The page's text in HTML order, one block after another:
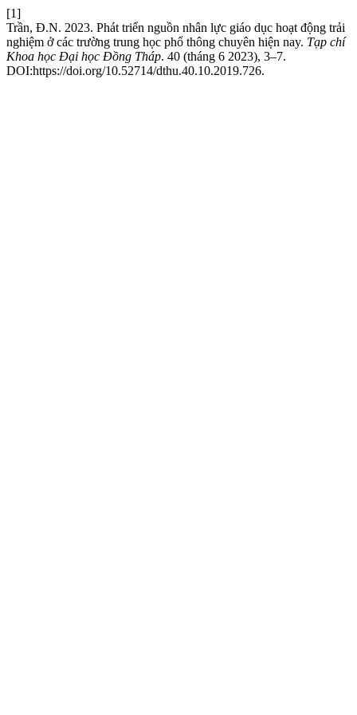
[1]
Trần, Đ.N. 2023. Phát triển nguồn nhân lực giáo dục hoạt động trải
nghiệm ở các trường trung học phổ thông chuyên hiện nay. Tạp chí
Khoa học Đại học Đồng Tháp. 40 (tháng 6 2023), 3–7.
DOI:https://doi.org/10.52714/dthu.40.10.2019.726.